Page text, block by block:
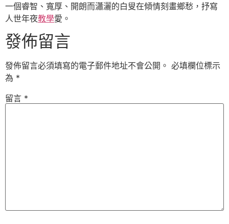
一個睿智、寬厚、開朗而瀟灑的白叟在傾情刻畫鄉愁，抒寫
人世年夜教學愛。
發佈留言
發佈留言必須填寫的電子郵件地址不會公開。 必填欄位標示
為 *
留言 *